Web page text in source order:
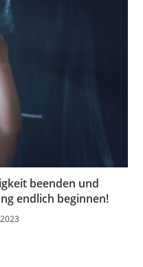
beenden und
endlich beginnen!